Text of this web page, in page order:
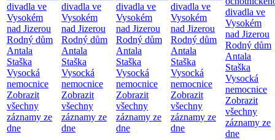
divadla ve
Vysokém
nad Jizerou
Rodný dům
Antala
Staška
Vysocká
nemocnice
Zobrazit
všechny
záznamy ze
dne
divadla ve
Vysokém
nad Jizerou
Rodný dům
Antala
Staška
Vysocká
nemocnice
Zobrazit
všechny
záznamy ze
dne
divadla ve
Vysokém
nad Jizerou
Rodný dům
Antala
Staška
Vysocká
nemocnice
Zobrazit
všechny
záznamy ze
dne
divadla ve
Vysokém
nad Jizerou
Rodný dům
Antala
Staška
Vysocká
nemocnice
Zobrazit
všechny
záznamy ze
dne
divadla ve
Vysokém
nad Jizerou
Rodný dům
Antala
Staška
Vysocká
nemocnice
Zobrazit
všechny
záznamy ze
dne